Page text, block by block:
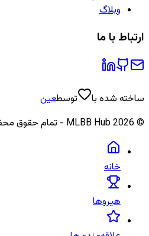
وبلاگ
ارتباط با ما
ساخته شده با توسطعین
©
2026
خانه
هیروها